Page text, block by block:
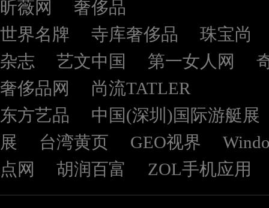
昕薇网
奢侈品
世界名牌
寺库奢侈品
珠宝尚
杂志
艺文中国 第一女人网
奢侈品网
尚流TATLER
东方艺品
中国(深圳)国际游艇展
展
台湾黄页 GEO视界
点网
胡润百富 ZOL手机应用